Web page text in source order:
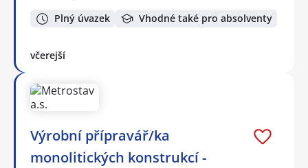
Plný úvazek Vhodné také pro absolventy
včerejší
Výrobní přípravář/ka
monolitických konstrukcí -